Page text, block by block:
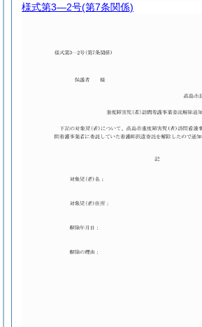
様式第3―2号(第7条関係)